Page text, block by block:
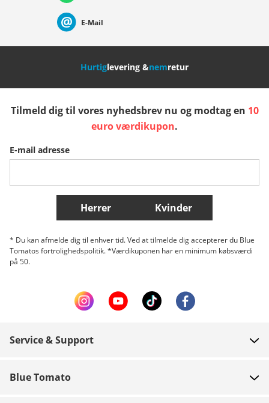
Nederland Italia (Italiano) Italien (Deutsch)
Slovenija
Belgique (Français) Danmark Norge
Flere lande
E-Mail
Hurtiglevering &nemretur
Tilmeld dig til vores nyhedsbrev nu og modtag en 10
euro værdikupon.
E-mail adresse
Herrer Kvinder
* Du kan afmelde dig til enhver tid. Ved at tilmelde dig accepterer du Blue
Tomatos fortrolighedspolitik. *Værdikuponen har en minimum købsværdi
på 50.
Service & Support
Blue Tomato